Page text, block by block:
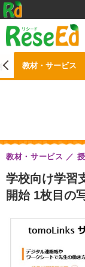
教材・サービス
学校向け学習
開始 1枚目の
教材・サービス